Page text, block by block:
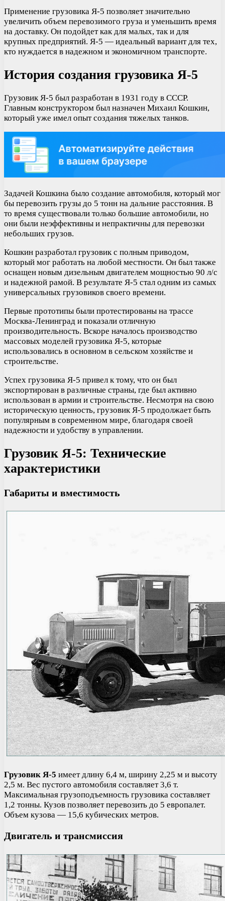
Применение грузовика Я-5 позволяет значительно
увеличить объем перевозимого груза и уменьшить время
на доставку. Он подойдет как для малых, так и для
крупных предприятий. Я-5 — идеальный вариант для тех,
кто нуждается в надежном и экономичном транспорте.
История создания грузовика Я-5
Грузовик Я-5 был разработан в 1931 году в СССР.
Главным конструктором был назначен Михаил Кошкин,
который уже имел опыт создания тяжелых танков.
Задачей Кошкина было создание автомобиля, который мог
бы перевозить грузы до 5 тонн на дальние расстояния. В
то время существовали только большие автомобили, но
они были неэффективны и непрактичны для перевозки
небольших грузов.
Кошкин разработал грузовик с полным приводом,
который мог работать на любой местности. Он был также
оснащен новым дизельным двигателем мощностью 90 л/с
и надежной рамой. В результате Я-5 стал одним из самых
универсальных грузовиков своего времени.
Первые прототипы были протестированы на трассе
Москва-Ленинград и показали отличную
производительность. Вскоре началось производство
массовых моделей грузовика Я-5, которые
использовались в основном в сельском хозяйстве и
строительстве.
Успех грузовика Я-5 привел к тому, что он был
экспортирован в различные страны, где был активно
использован в армии и строительстве. Несмотря на свою
историческую ценность, грузовик Я-5 продолжает быть
популярным в современном мире, благодаря своей
надежности и удобству в управлении.
Грузовик Я-5: Технические
характеристики
Габариты и вместимость
Грузовик Я-5 имеет длину 6,4 м, ширину 2,25 м и высоту
2,5 м. Вес пустого автомобиля составляет 3,6 т.
Максимальная грузоподъемность грузовика составляет
1,2 тонны. Кузов позволяет перевозить до 5 европалет.
Объем кузова — 15,6 кубических метров.
Двигатель и трансмиссия